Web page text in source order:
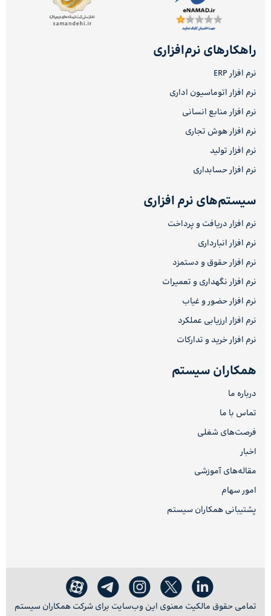
راهکارهای نرم‌افزاری
نرم افزار ERP
نرم افزار اتوماسیون اداری
نرم افزار منابع انسانی
نرم افزار هوش تجاری
نرم افزار تولید
نرم افزار حسابداری
سیستم‌های نرم افزاری
نرم افزار دریافت و پرداخت
نرم افزار انبارداری
نرم افزار حقوق و دستمزد
نرم افزار نگهداری و تعمیرات
نرم افزار حضور و غیاب
نرم افزار ارزیابی عملکرد
نرم افزار خرید و تدارکات
همکاران سیستم
درباره ما
تماس با ما
فرصت‌های شغلی
اخبار
مقاله‌های آموزشی
امور سهام
پشتیبانی همکاران سیستم
تمامی حقوق مالکیت معنوی این وب‌سایت برای شرکت همکاران سیستم